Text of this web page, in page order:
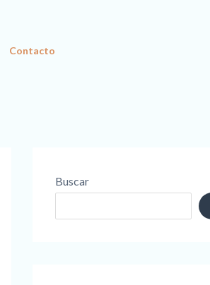
Contacto
Buscar